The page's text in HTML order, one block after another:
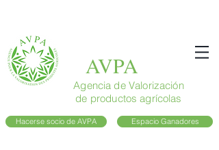
AVPA
Agencia de Valorización
de productos agrícolas
Hacerse socio de AVPA Espacio Ganadores